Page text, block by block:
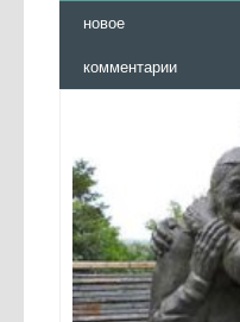
новое
комментарии